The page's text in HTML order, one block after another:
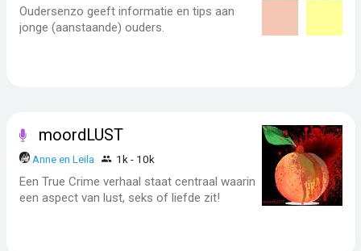
Oudersenzo geeft informatie en tips aan
jonge (aanstaande) ouders.
moordLUST
Anne en Leila 1k - 10k
Een True Crime verhaal staat centraal waarin
een aspect van lust, seks of liefde zit!